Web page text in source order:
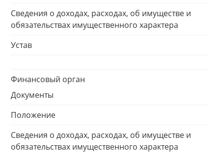
Сведения о доходах, расходах, об имуществе и
обязательствах имущественного характера
Устав
Финансовый орган
Документы
Положение
Сведения о доходах, расходах, об имуществе и
обязательствах имущественного характера